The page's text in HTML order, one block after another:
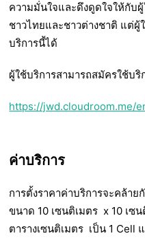
ความมั่นใจและดึงดูดใจให้กับผู้
ชาวไทยและชาวต่างชาติ แต่
บริการนี้ได้
ผู้ใช้บริการสามารถสมัครใช้บ
https://jwd.cloudroom.me/
ค่าบริการ
การตั้งราคาค่าบริการจะคล้า
ขนาด 10 เซนติเมตร x 10 เซ
ตารางเซนติเมตร เป็น 1 Cell